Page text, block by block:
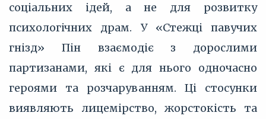
соціальних ідей, а не для розвитку
психологічних драм. У «Стежці павучих
гнізд» Пін взаємодіє з дорослими
партизанами, які є для нього одночасно
героями та розчаруванням. Ці стосунки
виявляють лицемірство, жорстокість та